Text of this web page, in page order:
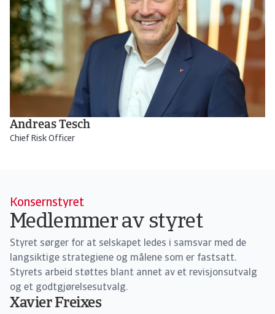
Andreas Tesch
Chief Risk Officer
Konsernstyret
Medlemmer av styret
Styret sørger for at selskapet ledes i samsvar med de
langsiktige strategiene og målene som er fastsatt.
Styrets arbeid støttes blant annet av et revisjonsutvalg
og et godtgjørelsesutvalg.
Xavier Freixes